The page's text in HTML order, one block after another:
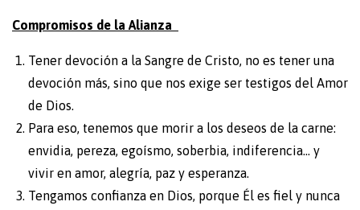
Compromisos de la Alianza
Tener devoción a la Sangre de Cristo, no es tener una
devoción más, sino que nos exige ser testigos del Amor
de Dios.
Para eso, tenemos que morir a los deseos de la carne:
envidia, pereza, egoísmo, soberbia, indiferencia… y
vivir en amor, alegría, paz y esperanza.
Tengamos confianza en Dios, porque Él es fiel y nunca